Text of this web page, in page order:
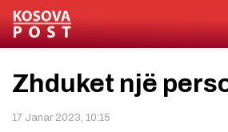
Zhduket një
17 Janar 2023, 10:15